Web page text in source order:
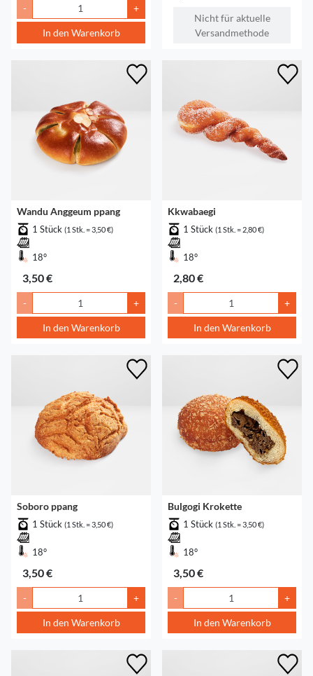
- +
In den Warenkorb
Nicht für aktuelle
Versandmethode
Wandu Anggeum ppang
1 Stück (1 Stk. = 3,50 €)
18°
3,50 €
- +
In den Warenkorb
Kkwabaegi
1 Stück (1 Stk. = 2,80 €)
18°
2,80 €
- +
In den Warenkorb
Soboro ppang
1 Stück (1 Stk. = 3,50 €)
18°
3,50 €
- +
In den Warenkorb
Bulgogi Krokette
1 Stück (1 Stk. = 3,50 €)
18°
3,50 €
- +
In den Warenkorb